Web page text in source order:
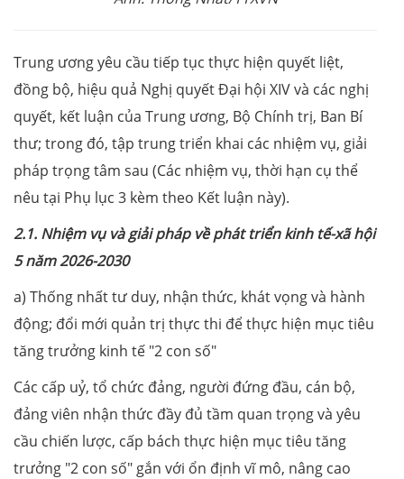
Trung ương yêu cầu tiếp tục thực hiện quyết liệt,
đồng bộ, hiệu quả Nghị quyết Đại hội XIV và các nghị
quyết, kết luận của Trung ương, Bộ Chính trị, Ban Bí
thư; trong đó, tập trung triển khai các nhiệm vụ, giải
pháp trọng tâm sau (Các nhiệm vụ, thời hạn cụ thể
nêu tại Phụ lục 3 kèm theo Kết luận này).
2.1. Nhiệm vụ và giải pháp về phát triển kinh tế-xã hội
5 năm 2026-2030
a) Thống nhất tư duy, nhận thức, khát vọng và hành
động; đổi mới quản trị thực thi để thực hiện mục tiêu
tăng trưởng kinh tế "2 con số"
Các cấp uỷ, tổ chức đảng, người đứng đầu, cán bộ,
đảng viên nhận thức đầy đủ tầm quan trọng và yêu
cầu chiến lược, cấp bách thực hiện mục tiêu tăng
trưởng "2 con số" gắn với ổn định vĩ mô, nâng cao